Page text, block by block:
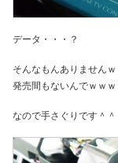
データ・・・？
そんなもんありませんｗ
発売間もないんでｗｗｗ
なので手さぐりです＾＾